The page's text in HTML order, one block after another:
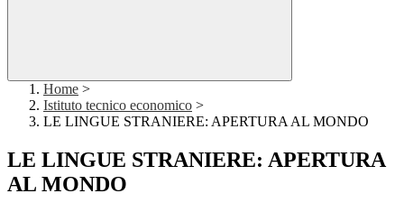
Home >
Istituto tecnico economico >
LE LINGUE STRANIERE: APERTURA AL MONDO
LE LINGUE STRANIERE: APERTURA
AL MONDO